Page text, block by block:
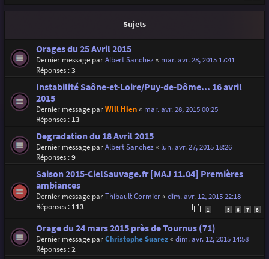
Sujets
Orages du 25 Avril 2015
Dernier message parAlbert Sanchez« mar. avr. 28, 2015 17:41
Réponses :3
Instabilité Saône-et-Loire/Puy-de-Dôme... 16 avril
2015
Dernier message parWill Hien« mar. avr. 28, 2015 00:25
Réponses : 13
Degradation du 18 Avril 2015
Dernier message parAlbert Sanchez« lun. avr. 27, 2015 18:26
Réponses :9
Saison 2015-CielSauvage.fr [MAJ 11.04] Premières
ambiances
Dernier message parThibault Cormier« dim. avr. 12, 2015 22:18
Réponses : 113 1 5 6 7 8
Orage du 24 mars 2015 près de Tournus (71)
Dernier message parChristophe Suarez« dim. avr. 12, 2015 14:58
Réponses :2